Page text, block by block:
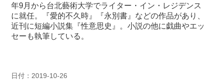
年9月から台北藝術大学でライター・イン・レジデンス
に就任。『愛的不久時』『永別書』などの作品があり、
近刊に短編小説集『性意思史』。小説の他に戯曲やエッ
セーも執筆している。
日付：2019-10-26